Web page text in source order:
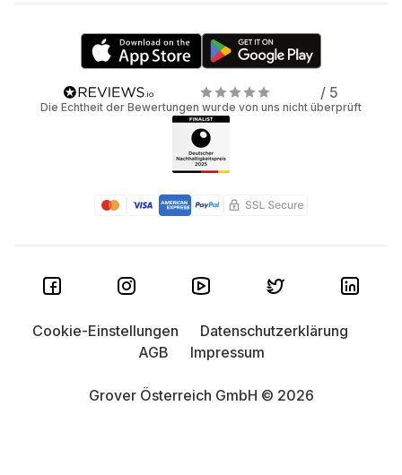
/ 5
Die Echtheit der Bewertungen wurde von uns nicht überprüft
Grover Österreich GmbH © 2026
Cookie-Einstellungen
Datenschutzerklärung
AGB
Impressum